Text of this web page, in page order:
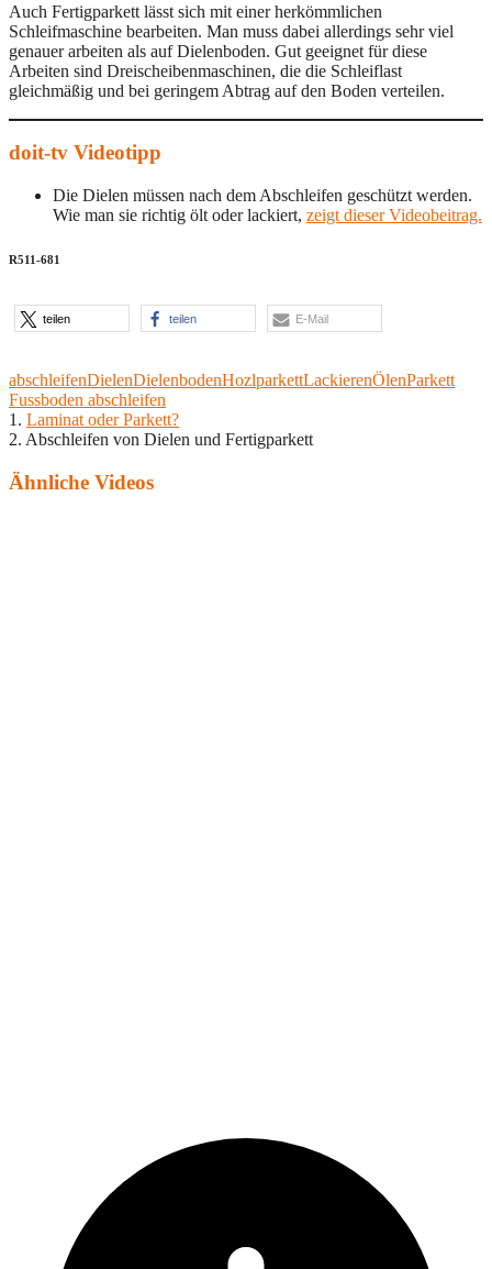
Auch Fertigparkett lässt sich mit einer herkömmlichen
Schleifmaschine bearbeiten. Man muss dabei allerdings sehr viel
genauer arbeiten als auf Dielenboden. Gut geeignet für diese
Arbeiten sind Dreischeibenmaschinen, die die Schleiflast
gleichmäßig und bei geringem Abtrag auf den Boden verteilen.
doit-tv Videotipp
Die Dielen müssen nach dem Abschleifen geschützt werden.
Wie man sie richtig ölt oder lackiert, zeigt dieser Videobeitrag.
R511-681
teilen teilen E-Mail
abschleifenDielenDielenbodenHozlparkettLackierenÖlenParkett
Fussboden abschleifen
1. Laminat oder Parkett?
2. Abschleifen von Dielen und Fertigparkett
Ähnliche Videos